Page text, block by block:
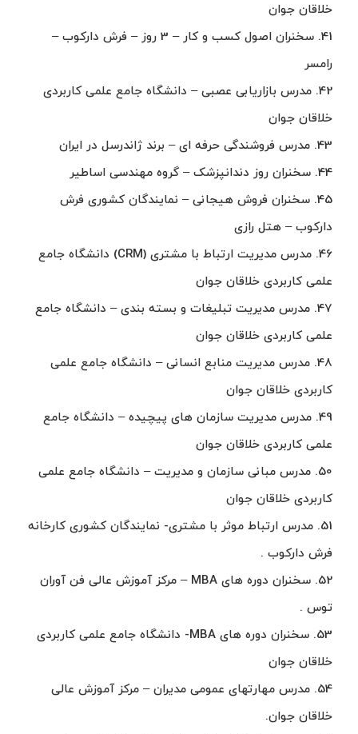
خلاقان جوان
41. سخنران اصول کسب و کار – 3 روز – فرش دارکوب –
رامسر
42. مدرس بازاریابی عصبی – دانشگاه جامع علمی کاربردی
خلاقان جوان
43. مدرس فروشندگی حرفه ای – برند ژاندرسل در ایران
44. سخنران روز دندانپزشک – گروه مهندسی اساطیر
45. سخنران فروش هیجانی – نمایندگان کشوری فرش
دارکوب – هتل رازی
46. مدرس مدیریت ارتباط با مشتری (CRM) دانشگاه جامع
علمی کاربردی خلاقان جوان
47. مدرس مدیریت تبلیغات و بسته بندی – دانشگاه جامع
علمی کاربردی خلاقان جوان
48. مدرس مدیریت منابع انسانی – دانشگاه جامع علمی
کاربردی خلاقان جوان
49. مدرس مدیریت سازمان های پیچیده – دانشگاه جامع
علمی کاربردی خلاقان جوان
50. مدرس مبانی سازمان و مدیریت – دانشگاه جامع علمی
کاربردی خلاقان جوان
51. مدرس ارتباط موثر با مشتری- نمایندگان کشوری کارخانه
فرش دارکوب .
52. سخنران دوره های MBA – مرکز آموزش عالی فن آوران
توس .
53. سخنران دوره های MBA- دانشگاه جامع علمی کاربردی
خلاقان جوان
54. مدرس مهارتهای عمومی مدیران – مرکز آموزش عالی
خلاقان جوان.